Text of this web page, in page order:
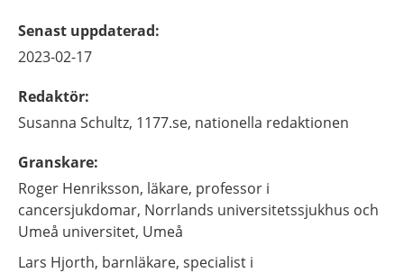
Senast uppdaterad:
2023-02-17
Redaktör:
Susanna Schultz, 1177.se, nationella redaktionen
Granskare:
Roger Henriksson, läkare, professor i
cancersjukdomar, Norrlands universitetssjukhus och
Umeå universitet, Umeå
Lars Hjorth, barnläkare, specialist i